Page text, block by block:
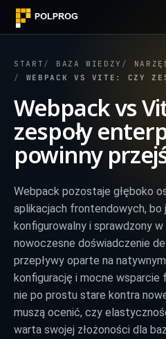
START BAZA WIEDZY
WEBPACK VS VITE: CZY ZESPOŁY ENTERPRISE POWINNY
Webpack vs
zespoły
powinny
Webpack pozostaje głęboko
aplikacjach frontendowych, bo
konfigurowalny i sprawdzony
nowoczesne doświadczenie
przepływy oparte na
konfigurację i mocne wsparcie
nie po prostu stare kontra
muszą ocenić, czy
warta swojej złożoności dla